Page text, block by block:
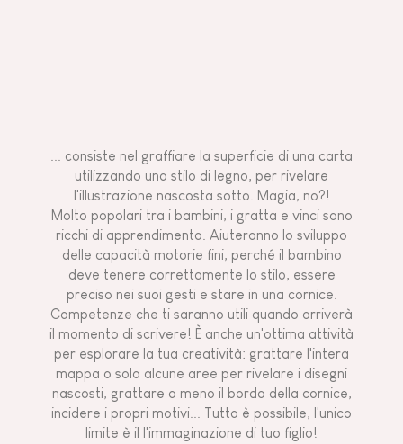
... consiste nel graffiare la superficie di una carta
utilizzando uno stilo di legno, per rivelare
l'illustrazione nascosta sotto. Magia, no?!
Molto popolari tra i bambini, i gratta e vinci sono
ricchi di apprendimento. Aiuteranno lo sviluppo
delle capacità motorie fini, perché il bambino
deve tenere correttamente lo stilo, essere
preciso nei suoi gesti e stare in una cornice.
Competenze che ti saranno utili quando arriverà
il momento di scrivere! È anche un'ottima attività
per esplorare la tua creatività: grattare l'intera
mappa o solo alcune aree per rivelare i disegni
nascosti, grattare o meno il bordo della cornice,
incidere i propri motivi... Tutto è possibile, l'unico
limite è il l'immaginazione di tuo figlio!